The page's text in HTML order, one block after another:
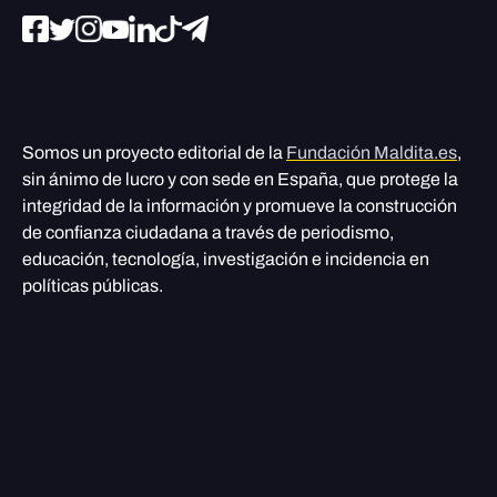
Somos un proyecto editorial de la Fundación Maldita.es,
sin ánimo de lucro y con sede en España, que protege la
integridad de la información y promueve la construcción
de confianza ciudadana a través de periodismo,
educación, tecnología, investigación e incidencia en
políticas públicas.